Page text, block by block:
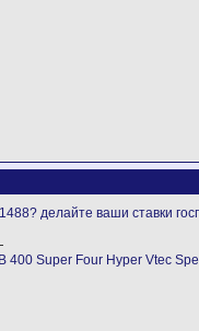
делайте ваши ставки
400 Super Four Hyper Vtec